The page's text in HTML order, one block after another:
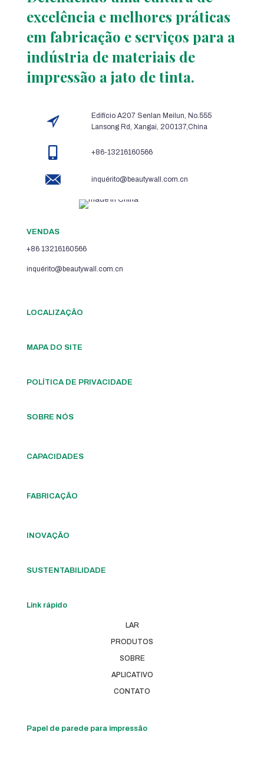
excelência e melhores práticas
em fabricação e serviços para a
indústria de materiais de
impressão a jato de tinta.
Edifício A207 Senlan Meilun, No.555
Lansong Rd, Xangai, 200137,China
+86-13216160566
inquérito@beautywall.com.cn
VENDAS
+86 13216160566
inquérito@beautywall.com.cn
LOCALIZAÇÃO
MAPA DO SITE
POLÍTICA DE PRIVACIDADE
SOBRE NÓS
CAPACIDADES
FABRICAÇÃO
INOVAÇÃO
SUSTENTABILIDADE
Link rápido
LAR
PRODUTOS
SOBRE
APLICATIVO
CONTATO
Papel de parede para impressão